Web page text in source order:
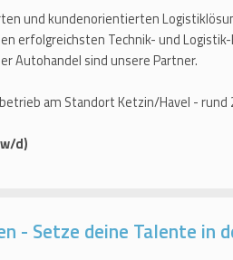
und kundenorientierten
erfolgreichsten Technik- und
Autohandel sind unsere Partner.
am Standort Ketzin/Havel -
d)
- Setze deine Talente in